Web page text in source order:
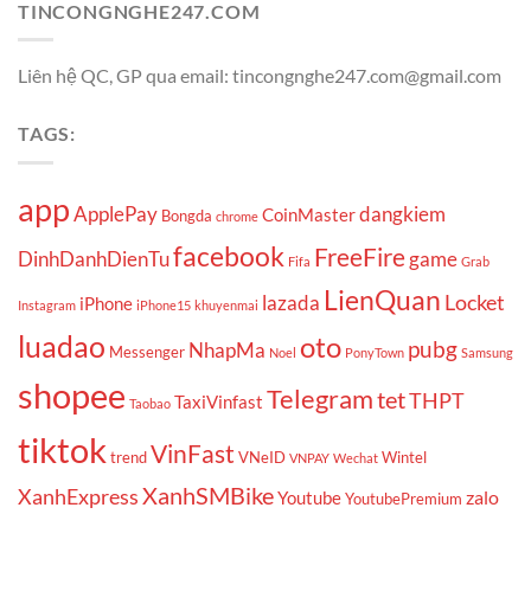
TINCONGNGHE247.COM
Liên hệ QC, GP qua email: tincongnghe247.com@gmail.com
TAGS:
appApplePay Bongda chrome CoinMasterdangkiem
DinhDanhDienTufacebook Fifa FreeFiregame Grab
Instagram iPhone iPhone15 khuyenmai lazada LienQuan Locket
luadao Messenger NhapMa Noel oto PonyTown pubg Samsung
shopee Taobao TaxiVinfast TelegramtetTHPT
tiktok trendVinFast VNeID VNPAY Wechat Wintel
XanhExpressXanhSMBikeYoutubeYoutubePremium zalo